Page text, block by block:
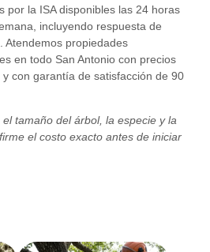
por la ISA disponibles las 24 horas
incluyendo respuesta de
Atendemos propiedades
en todo San Antonio con precios
con garantía de satisfacción de 90
tamaño del árbol, la especie y la
el costo exacto antes de iniciar